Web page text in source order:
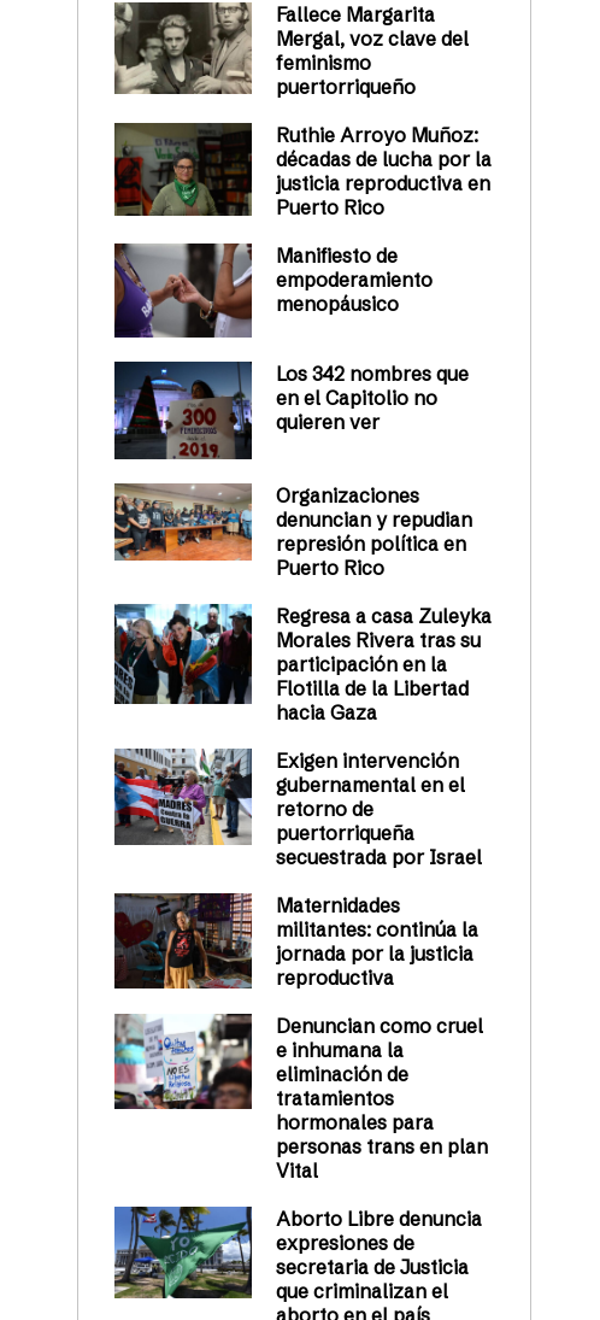
Fallece Margarita
Mergal, voz clave del
feminismo
puertorriqueño
Ruthie Arroyo Muñoz:
décadas de lucha por la
justicia reproductiva en
Puerto Rico
Manifiesto de
empoderamiento
menopáusico
Los 342 nombres que
en el Capitolio no
quieren ver
Organizaciones
denuncian y repudian
represión política en
Puerto Rico
Regresa a casa Zuleyka
Morales Rivera tras su
participación en la
Flotilla de la Libertad
hacia Gaza
Exigen intervención
gubernamental en el
retorno de
puertorriqueña
secuestrada por Israel
Maternidades
militantes: continúa la
jornada por la justicia
reproductiva
Denuncian como cruel
e inhumana la
eliminación de
tratamientos
hormonales para
personas trans en plan
Vital
Aborto Libre denuncia
expresiones de
secretaria de Justicia
que criminalizan el
aborto en el país